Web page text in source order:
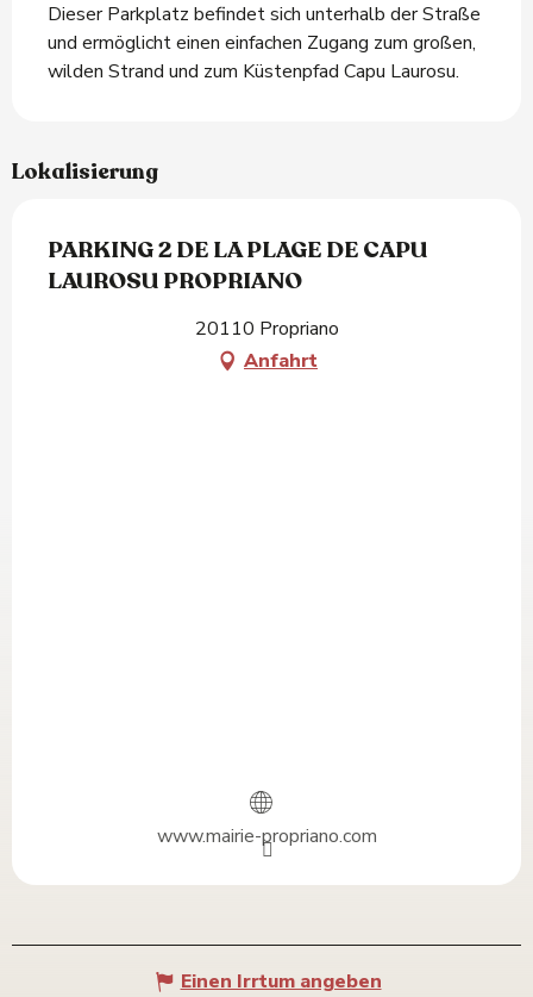
Dieser Parkplatz befindet sich unterhalb der Straße
und ermöglicht einen einfachen Zugang zum großen,
wilden Strand und zum Küstenpfad Capu Laurosu.
Lokalisierung
PARKING 2 DE LA PLAGE DE CAPU
LAUROSU PROPRIANO
20110 Propriano
Anfahrt
www.mairie-propriano.com
Einen Irrtum angeben